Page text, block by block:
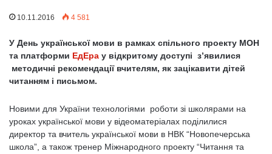
10.11.2016 4 581
У День української мови в рамках спільного проекту МОН
та платформи ЕдЕра у відкритому доступі з’явилися
методичні рекомендації вчителям, як зацікавити дітей
читанням і письмом.
Новими для України технологіями роботи зі школярами на
уроках української мови у відеоматеріалах поділилися
директор та вчитель української мови в НВК “Новопечерська
школа”, а також тренер Міжнародного проекту “Читання та